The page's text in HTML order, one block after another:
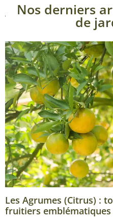
Nos derniers
de
Les Agrumes (Citrus) :
fruitiers emblématiques